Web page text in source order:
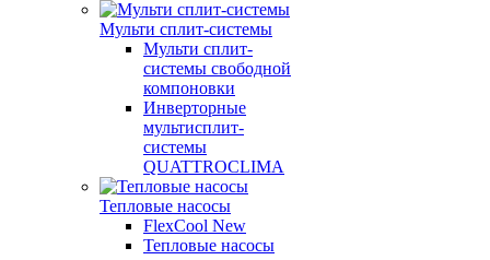
Мульти сплит-системы
Мульти сплит-
системы свободной
компоновки
Инверторные
мультисплит-
системы
QUATTROCLIMA
Тепловые насосы
FlexCool New
Тепловые насосы